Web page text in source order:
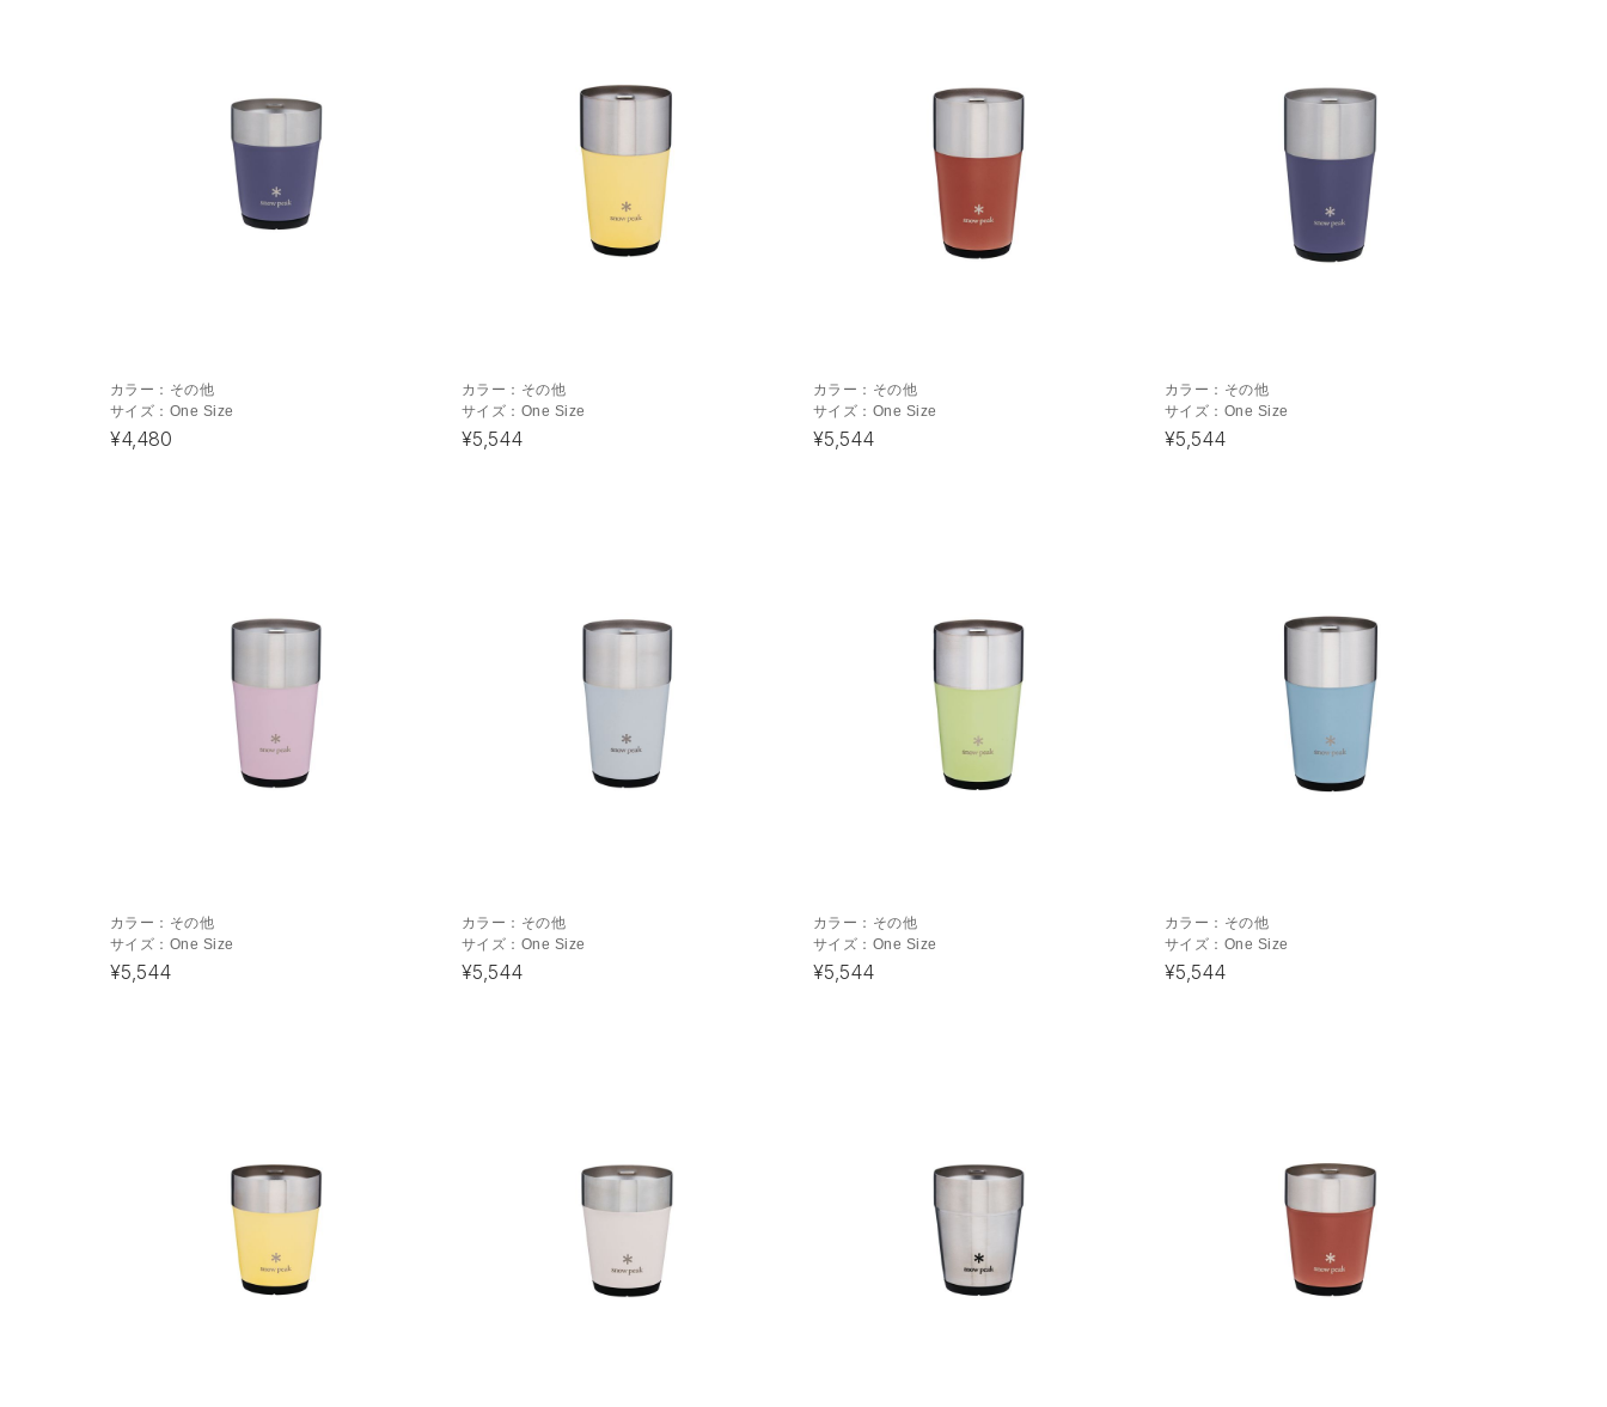
カラー： その他
サイズ： One Size
¥4,480
カラー： その他
サイズ： One Size
¥5,544
カラー： その他
サイズ： One Size
¥5,544
カラー： その他
サイズ： One Size
¥5,544
カラー： その他
サイズ： One Size
¥5,544
カラー： その他
サイズ： One Size
¥5,544
カラー： その他
サイズ： One Size
¥5,544
カラー： その他
サイズ： One Size
¥5,544